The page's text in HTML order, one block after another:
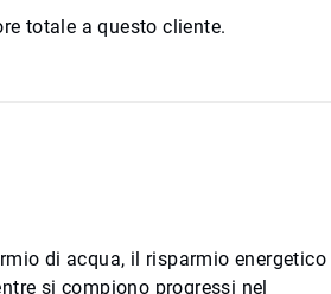
totale a questo cliente.
di acqua, il risparmio energetico
si compiono progressi nel